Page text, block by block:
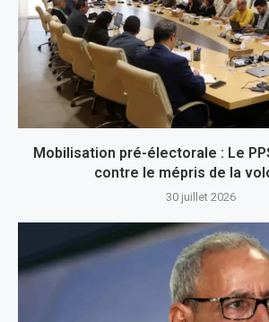
Mobilisation pré-électorale : Le
contre le mépris de la
30 juillet 2026